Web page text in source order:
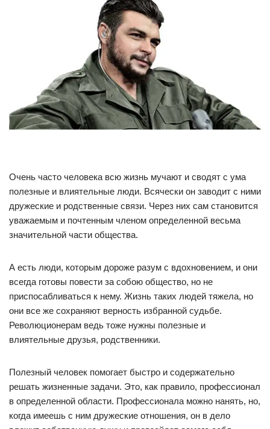
Очень часто человека всю жизнь мучают и сводят с ума
полезные и влиятельные люди. Всячески он заводит с ними
дружеские и родственные связи. Через них сам становится
уважаемым и почтенным членом определенной весьма
значительной части общества.
А есть люди, которым дороже разум с вдохновением, и они
всегда готовы повести за собою общество, но не
приспосабливаться к нему. Жизнь таких людей тяжела, но
они все же сохраняют верность избранной судьбе.
Революционерам ведь тоже нужны полезные и
влиятельные друзья, родственники.
Полезный человек помогает быстро и содержательно
решать жизненные задачи. Это, как правило, профессионал
в определенной области. Профессионала можно нанять, но,
когда имеешь с ним дружеские отношения, он в дело